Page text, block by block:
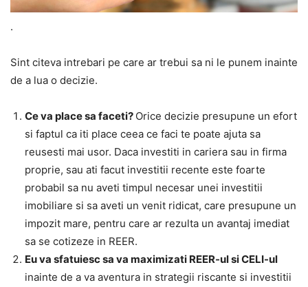
.
Sint citeva intrebari pe care ar trebui sa ni le punem inainte
de a lua o decizie.
Ce va place sa faceti? Orice decizie presupune un efort
si faptul ca iti place ceea ce faci te poate ajuta sa
reusesti mai usor. Daca investiti in cariera sau in firma
proprie, sau ati facut investitii recente este foarte
probabil sa nu aveti timpul necesar unei investitii
imobiliare si sa aveti un venit ridicat, care presupune un
impozit mare, pentru care ar rezulta un avantaj imediat
sa se cotizeze in REER.
Eu va sfatuiesc sa va maximizati REER-ulsi CELI-ul
inainte de a va aventura in strategii riscante si investitii